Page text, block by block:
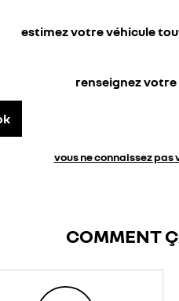
estimez votre véhicule
renseignez
vous ne connaissez
COMMENT